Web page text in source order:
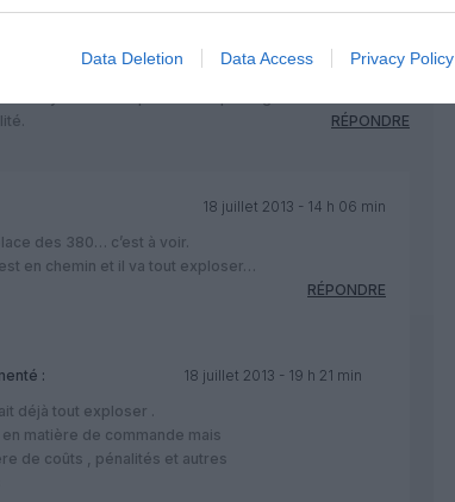
Data Deletion Data Access Privacy Policy
aussi peut etre des A350 pour
ils faire sans l’A380 quand la
C’esy aussi une question de prestige
RÉPONDRE
18 juillet 2013 - 14 h 06 min
des 380… c’est à voir.
en chemin et il va tout exploser…
RÉPONDRE
:
18 juillet 2013 - 19 h 21 min
déjà tout exploser .
en matière de commande mais
de coûts , pénalités et autres